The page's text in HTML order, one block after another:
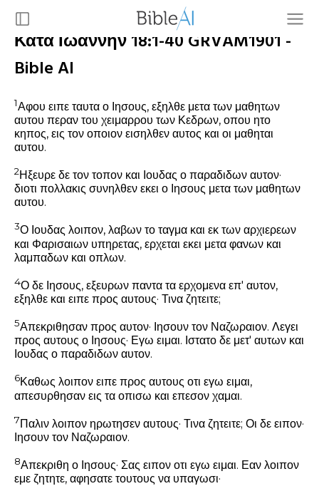
Κατά Ιωάννην 18:1-40 GRVAM1901 -
Bible AI
1Αφου ειπε ταυτα ο Ιησους, εξηλθε μετα των μαθητων
αυτου περαν του χειμαρρου των Κεδρων, οπου ητο
κηπος, εις τον οποιον εισηλθεν αυτος και οι μαθηται
αυτου.
2Ηξευρε δε τον τοπον και Ιουδας ο παραδιδων αυτον·
διοτι πολλακις συνηλθεν εκει ο Ιησους μετα των μαθητων
αυτου.
3Ο Ιουδας λοιπον, λαβων το ταγμα και εκ των αρχιερεων
και Φαρισαιων υπηρετας, ερχεται εκει μετα φανων και
λαμπαδων και οπλων.
4Ο δε Ιησους, εξευρων παντα τα ερχομενα επ' αυτον,
εξηλθε και ειπε προς αυτους· Τινα ζητειτε;
5Απεκριθησαν προς αυτον· Ιησουν τον Ναζωραιον. Λεγει
προς αυτους ο Ιησους· Εγω ειμαι. Ιστατο δε μετ' αυτων και
Ιουδας ο παραδιδων αυτον.
6Καθως λοιπον ειπε προς αυτους οτι εγω ειμαι,
απεσυρθησαν εις τα οπισω και επεσον χαμαι.
7Παλιν λοιπον ηρωτησεν αυτους· Τινα ζητειτε; Οι δε ειπον·
Ιησουν τον Ναζωραιον.
8Απεκριθη ο Ιησους· Σας ειπον οτι εγω ειμαι. Εαν λοιπον
εμε ζητητε, αφησατε τουτους να υπαγωσι·